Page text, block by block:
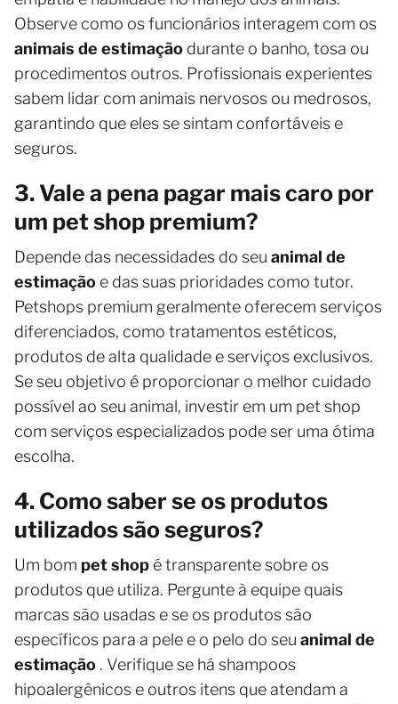
Observe como os funcionários interagem com os
animais de estimação durante o banho, tosa ou
procedimentos outros. Profissionais experientes
sabem lidar com animais nervosos ou medrosos,
garantindo que eles se sintam confortáveis ​​e
seguros.
3. Vale a pena pagar mais caro por
um pet shop premium?
Depende das necessidades do seu animal de
estimação e das suas prioridades como tutor.
Petshops premium geralmente oferecem serviços
diferenciados, como tratamentos estéticos,
produtos de alta qualidade e serviços exclusivos.
Se seu objetivo é proporcionar o melhor cuidado
possível ao seu animal, investir em um pet shop
com serviços especializados pode ser uma ótima
escolha.
4. Como saber se os produtos
utilizados são seguros?
Um bom pet shop é transparente sobre os
produtos que utiliza. Pergunte à equipe quais
marcas são usadas e se os produtos são
específicos para a pele e o pelo do seu animal de
estimação . Verifique se há shampoos
hipoalergênicos e outros itens que atendam a